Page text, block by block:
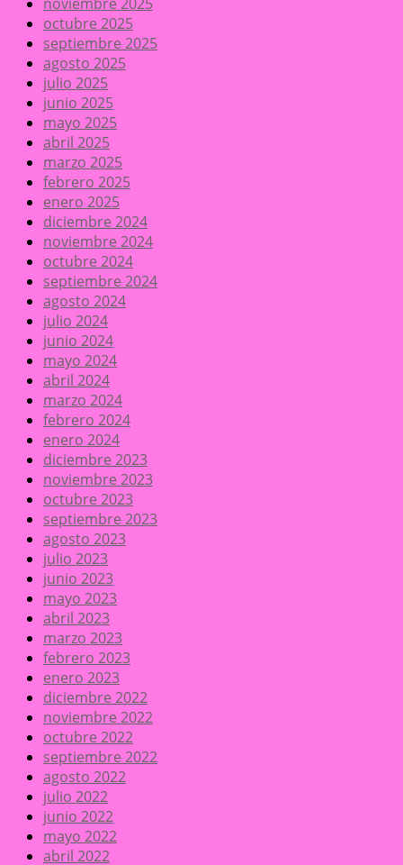
octubre 2025
septiembre 2025
agosto 2025
julio 2025
junio 2025
mayo 2025
abril 2025
marzo 2025
febrero 2025
enero 2025
diciembre 2024
noviembre 2024
octubre 2024
septiembre 2024
agosto 2024
julio 2024
junio 2024
mayo 2024
abril 2024
marzo 2024
febrero 2024
enero 2024
diciembre 2023
noviembre 2023
octubre 2023
septiembre 2023
agosto 2023
julio 2023
junio 2023
mayo 2023
abril 2023
marzo 2023
febrero 2023
enero 2023
diciembre 2022
noviembre 2022
octubre 2022
septiembre 2022
agosto 2022
julio 2022
junio 2022
mayo 2022
abril 2022